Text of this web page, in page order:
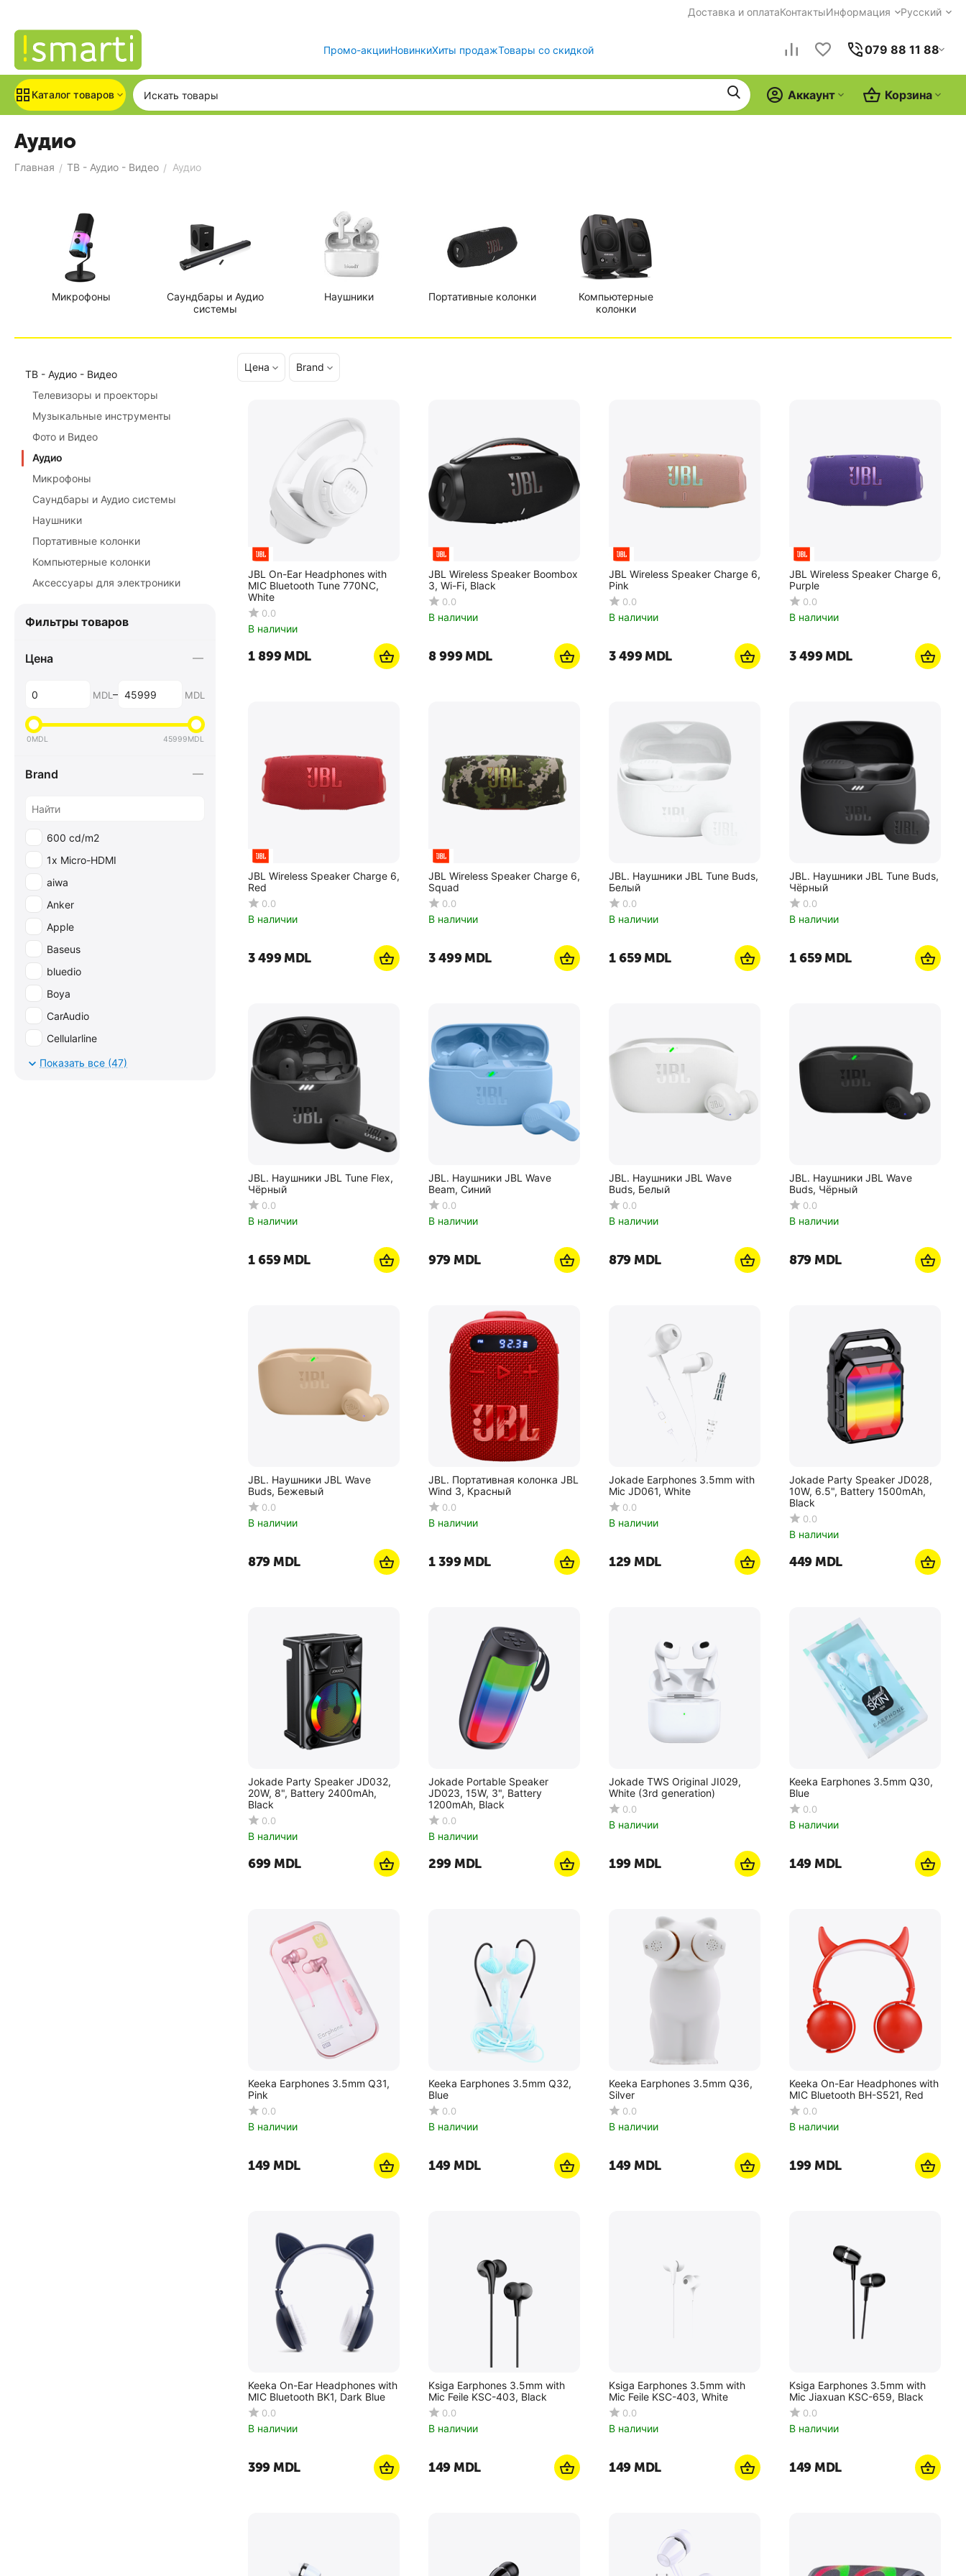
Доставка и оплатаКонтактыИнформация Русский
Промо-акцииНовинкиХиты продажТовары со скидкой 079 88 11 88
Каталог товаров Корзина
Аккаунт
Аудио
Главная / ТВ - Аудио - Видео / Аудио
Микрофоны
Саундбары и Аудио
системы
Наушники Портативные колонки
Компьютерные
колонки
Цена Brand
JBL On-Ear Headphones with
MIC Bluetooth Tune 770NC,
White
0.0
В наличии
1 899MDL
JBL Wireless Speaker Boombox
3, Wi-Fi, Black
0.0
В наличии
8 999MDL
JBL Wireless Speaker Charge 6,
Pink
0.0
В наличии
3 499MDL
JBL Wireless Speaker Charge 6,
Purple
0.0
В наличии
3 499MDL
JBL Wireless Speaker Charge 6,
Red
0.0
В наличии
3 499MDL
JBL Wireless Speaker Charge 6,
Squad
0.0
В наличии
3 499MDL
JBL. Наушники JBL Tune Buds,
Белый
0.0
В наличии
1 659MDL
JBL. Наушники JBL Tune Buds,
Чёрный
0.0
В наличии
1 659MDL
JBL. Наушники JBL Tune Flex,
Чёрный
0.0
В наличии
1 659MDL
JBL. Наушники JBL Wave
Beam, Синий
0.0
В наличии
‍979‍MDL
JBL. Наушники JBL Wave
Buds, Белый
0.0
В наличии
‍879‍MDL
JBL. Наушники JBL Wave
Buds, Чёрный
0.0
В наличии
‍879‍MDL
JBL. Наушники JBL Wave
Buds, Бежевый
0.0
В наличии
‍879‍MDL
JBL. Портативная колонка JBL
Wind 3, Красный
0.0
В наличии
1 399MDL
Jokade Earphones 3.5mm with
Mic JD061, White
0.0
В наличии
‍129‍MDL
Jokade Party Speaker JD028,
10W, 6.5", Battery 1500mAh,
Black
0.0
В наличии
‍449‍MDL
Jokade Party Speaker JD032,
20W, 8", Battery 2400mAh,
Black
0.0
В наличии
‍699‍MDL
Jokade Portable Speaker
JD023, 15W, 3", Battery
1200mAh, Black
0.0
В наличии
‍299‍MDL
Jokade TWS Original JI029,
White (3rd generation)
0.0
В наличии
‍199‍MDL
Keeka Earphones 3.5mm Q30,
Blue
0.0
В наличии
‍149‍MDL
Keeka Earphones 3.5mm Q31,
Pink
0.0
В наличии
‍149‍MDL
Keeka Earphones 3.5mm Q32,
Blue
0.0
В наличии
‍149‍MDL
Keeka Earphones 3.5mm Q36,
Silver
0.0
В наличии
‍149‍MDL
Keeka On-Ear Headphones with
MIC Bluetooth BH-S521, Red
0.0
В наличии
‍199‍MDL
Keeka On-Ear Headphones with
MIC Bluetooth BK1, Dark Blue
0.0
В наличии
‍399‍MDL
Ksiga Earphones 3.5mm with
Mic Feile KSC-403, Black
0.0
В наличии
‍149‍MDL
Ksiga Earphones 3.5mm with
Mic Feile KSC-403, White
0.0
В наличии
‍149‍MDL
Ksiga Earphones 3.5mm with
Mic Jiaxuan KSC-659, Black
0.0
В наличии
‍149‍MDL
ТВ - Аудио - Видео
Телевизоры и проекторы
Музыкальные инструменты
Фото и Видео
Аудио
Микрофоны
Саундбары и Аудио системы
Наушники
Портативные колонки
Компьютерные колонки
Аксессуары для электроники
Фильтры товаров
Цена
MDL – MDL
0MDL 45999MDL
Brand
600 cd/m2
1x Micro-HDMI
aiwa
Anker
Apple
Baseus
bluedio
Boya
CarAudio
Cellularline
DJI
Показать все (47)